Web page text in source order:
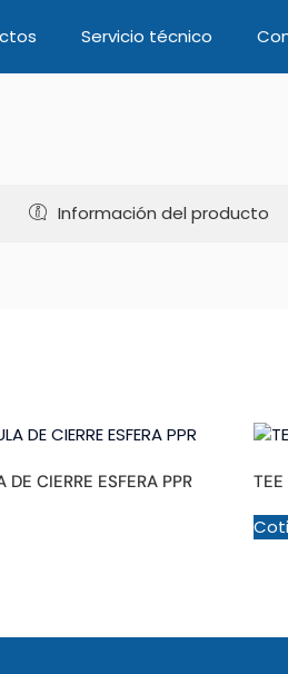
Servicio técnico
Información del producto
DE CIERRE ESFERA PPR TEE